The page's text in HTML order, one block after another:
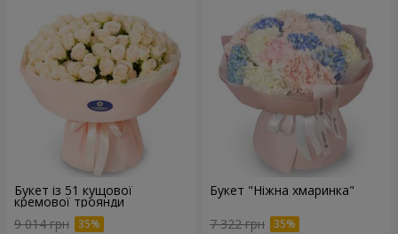
Букет із 51 кущової
кремової троянди
9 014 грн
Букет "Ніжна хмаринка"
7 322 грн